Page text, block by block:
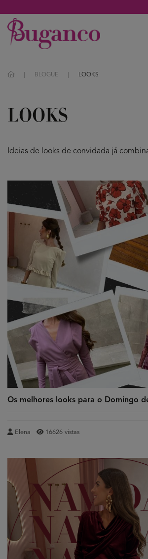
BLOGUE LOOKS
LOOKS
Ideias de looks de convidada já
Os melhores looks para o Domingo
Elena 16626 vistas